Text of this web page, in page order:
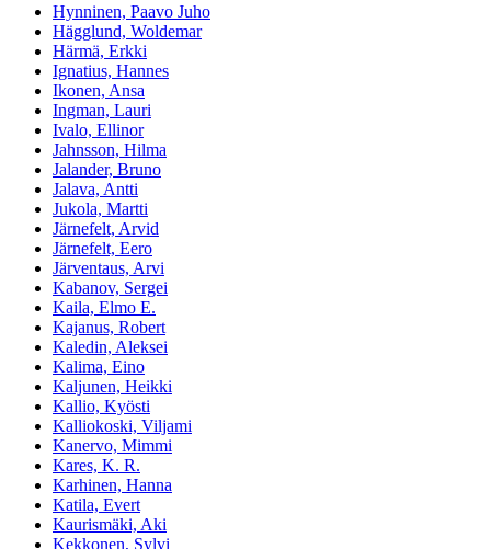
Hynninen, Paavo Juho
Hägglund, Woldemar
Härmä, Erkki
Ignatius, Hannes
Ikonen, Ansa
Ingman, Lauri
Ivalo, Ellinor
Jahnsson, Hilma
Jalander, Bruno
Jalava, Antti
Jukola, Martti
Järnefelt, Arvid
Järnefelt, Eero
Järventaus, Arvi
Kabanov, Sergei
Kaila, Elmo E.
Kajanus, Robert
Kaledin, Aleksei
Kalima, Eino
Kaljunen, Heikki
Kallio, Kyösti
Kalliokoski, Viljami
Kanervo, Mimmi
Kares, K. R.
Karhinen, Hanna
Katila, Evert
Kaurismäki, Aki
Kekkonen, Sylvi